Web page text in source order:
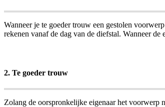
Wanneer je te goeder trouw een gestolen
rekenen vanaf de dag van de diefstal. Wanneer
2. Te goeder trouw
Zolang de oorspronkelijke eigenaar het voorwerp